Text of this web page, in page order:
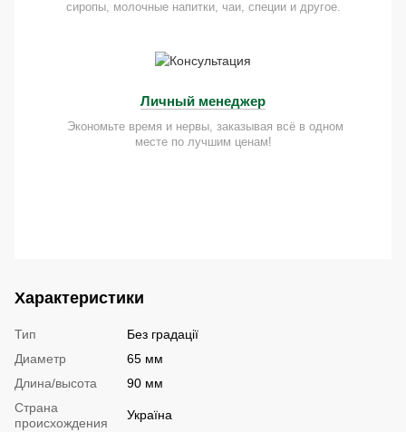
сиропы, молочные напитки, чаи, специи и другое.
Личный менеджер
Экономьте время и нервы, заказывая всё в одном
месте по лучшим ценам!
Характеристики
Тип
Без градації
Диаметр
65 мм
Длина/высота
90 мм
Страна
происхождения
Україна